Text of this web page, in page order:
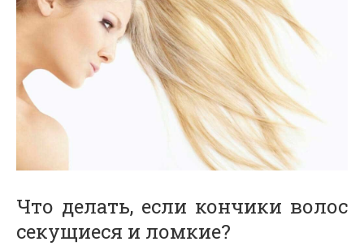
Что делать, если кончики волос
секущиеся и ломкие?